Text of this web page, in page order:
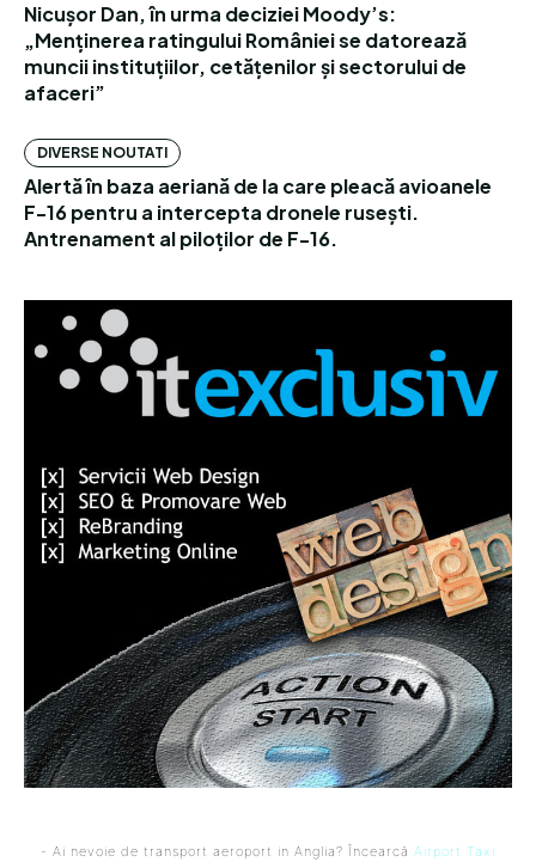
Nicușor Dan, în urma deciziei Moody’s:
„Menținerea ratingului României se datorează
muncii instituțiilor, cetățenilor și sectorului de
afaceri”
DIVERSE NOUTATI
Alertă în baza aeriană de la care pleacă avioanele
F-16 pentru a intercepta dronele rusești.
Antrenament al piloților de F-16.
- Ai nevoie de transport aeroport in Anglia? Încearcă Airport Taxi